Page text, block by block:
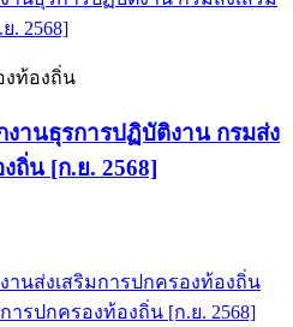
งท้องถิ่น
านธุรการปฏิบัติงาน กรมส่ง
ถิ่น [ก.ย. 2568]